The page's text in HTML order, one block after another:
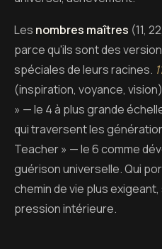
Les nombres maîtres (11,
parce qu'ils sont des
spéciales de leurs racines.
(inspiration, voyance,
» — le 4 à plus grande
qui traversent les
Teacher » — le 6 comme
guérison universelle. Qui
chemin de vie plus
pression intérieure.